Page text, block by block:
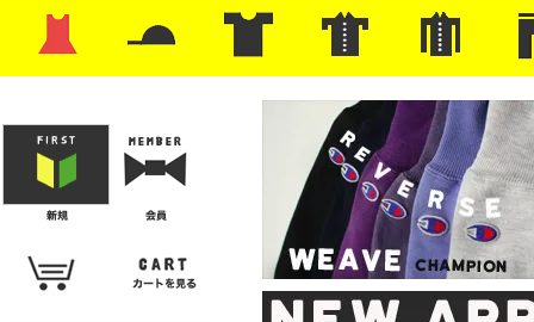
・レザーシューズ/スニーカー
・プリントTシャツ
・バンド/ツアー
・キャラクター
・Nike/adidas/スポーツ
・チャンピオン
・サーフ/スケート
・ボーダー/総柄/無地
・フットボール/リンガー
・タンクトップ/NBA・ポロシャツ
・半袖シャツ
・アロハ/サーフ/ボーリング
・ラルフ/ブランド
・無地/チェック/ストラ
・ワーク/ミリタリー/ウ
・ネル/ウール ・ショ
・アウ
・ジー
・
・ミリ
・コー
・コッ
・オー
・ジャ
ン